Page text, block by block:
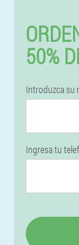
50%
Introduzca su
Ingresa tu